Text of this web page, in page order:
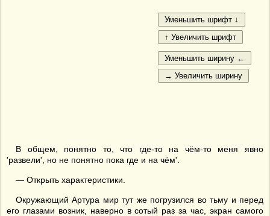
В общем, понятно то, что где-то на чём-то меня явно
'развели', но не понятно пока где и на чём'.
— Открыть характеристики.
Окружающий Артура мир тут же погрузился во тьму и перед
его глазами возник, наверно в сотый раз за час, экран самого